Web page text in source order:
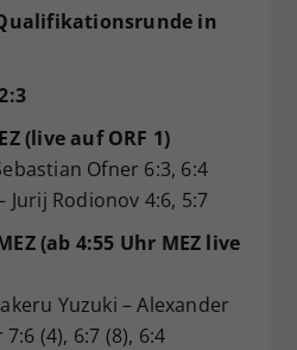
in
(live auf ORF 1)
Ofner 6:3, 6:4
Rodionov 4:6, 5:7
(ab 4:55 Uhr MEZ live
Yuzuki – Alexander
(4), 6:7 (8), 6:4